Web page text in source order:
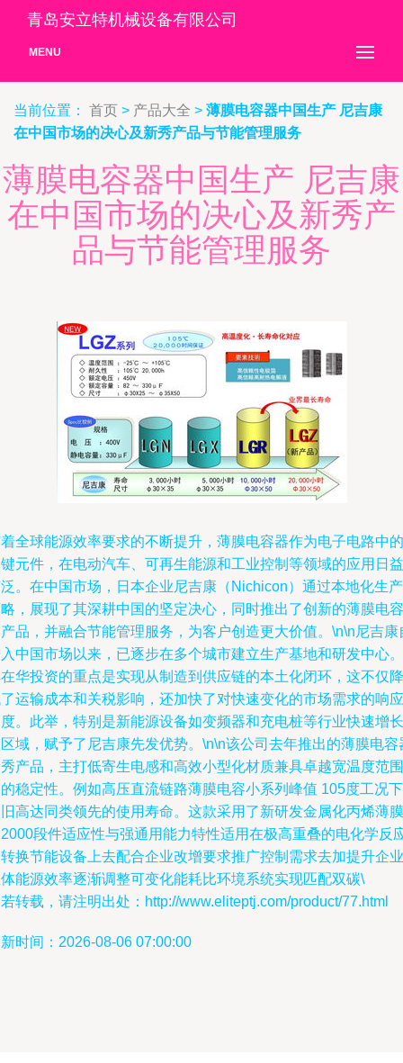
青岛安立特机械设备有限公司
MENU
当前位置： 首页 > 产品大全 > 薄膜电容器中国生产 尼吉康
在中国市场的决心及新秀产品与节能管理服务
薄膜电容器中国生产 尼吉康
在中国市场的决心及新秀产
品与节能管理服务
全球能源效率要求的不断提升，薄膜电容器作为电子电路中的
元件，在电动汽车、可再生能源和工业控制等领域的应用日益
。在中国市场，日本企业尼吉康（Nichicon）通过本地化生产
，展现了其深耕中国的坚定决心，同时推出了创新的薄膜电容
品，并融合节能管理服务，为客户创造更大价值。\n\n尼吉康
中国市场以来，已逐步在多个城市建立生产基地和研发中心。
华投资的重点是实现从制造到供应链的本土化闭环，这不仅降
运输成本和关税影响，还加快了对快速变化的市场需求的响应
。此举，特别是新能源设备如变频器和充电桩等行业快速增长
域，赋予了尼吉康先发优势。\n\n该公司去年推出的薄膜电容
产品，主打低寄生电感和高效小型化材质兼具卓越宽温度范围
稳定性。例如高压直流链路薄膜电容小系列峰值 105度工况下
高达同类领先的使用寿命。这款采用了新研发金属化丙烯薄膜
段件适应性与强通用能力特性适用在极高重叠的电化学反
换节能设备上去配合企业改增要求推广控制需求去加提升企业
能源效率逐渐调整可变化能耗比环境系统实现匹配双碳\
转载，请注明出处：http://www.eliteptj.com/product/77.html
时间：2026-08-06 07:00:00